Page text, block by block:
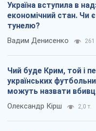
Україна вступила в
економічний стан. Чи є
тунелю?
Вадим Денисенко 261
Чий буде Крим, той і
українських
можуть назвати
Олександр Кірш 2,0 т.